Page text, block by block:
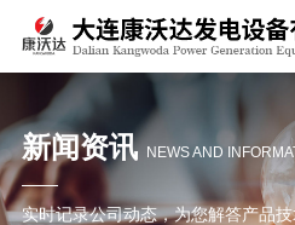
新闻资讯NEWS AND
实时记录公司动态，为您解答产品